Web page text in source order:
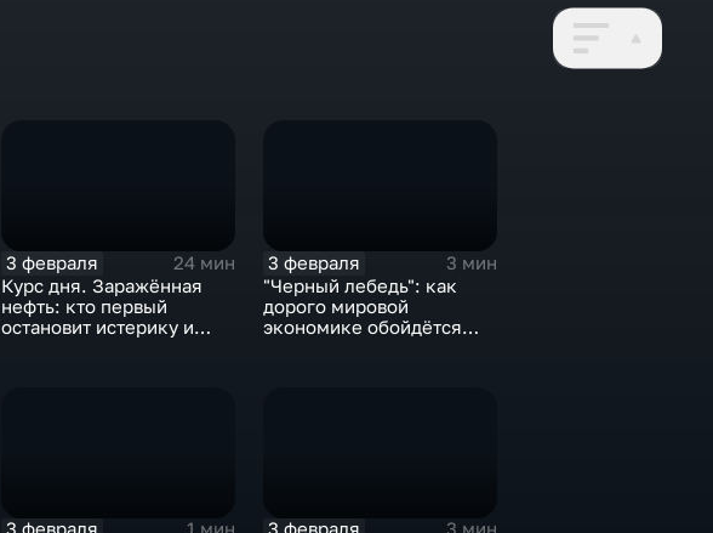
3 февраля
24 мин
Курс дня. Заражённая
нефть: кто первый
остановит истерику и
3 февраля
3 мин
"Черный лебедь": как
дорого мировой
экономике обойдётся
3 февраля 3 февраля